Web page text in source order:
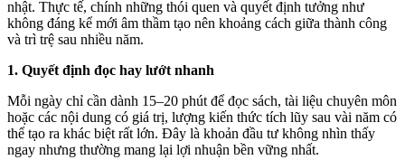
nhật. Thực tế, chính những thói quen và quyết định tưởng như
không đáng kể mới âm thầm tạo nên khoảng cách giữa thành công
và trì trệ sau nhiều năm.
1. Quyết định đọc hay lướt nhanh
Mỗi ngày chỉ cần dành 15–20 phút để đọc sách, tài liệu chuyên môn
hoặc các nội dung có giá trị, lượng kiến thức tích lũy sau vài năm có
thể tạo ra khác biệt rất lớn. Đây là khoản đầu tư không nhìn thấy
ngay nhưng thường mang lại lợi nhuận bền vững nhất.